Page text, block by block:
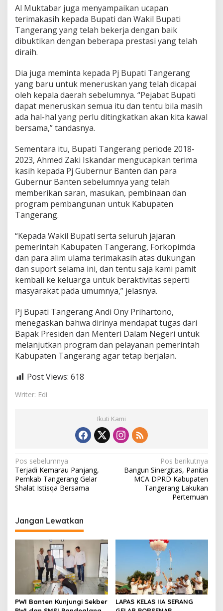
T
a
n
g
e
g
Al Muktabar juga menyampaikan ucapan
terimakasih kepada Bupati dan Wakil Bupati
Tangerang yang telah bekerja dengan baik
dibuktikan dengan beberapa prestasi yang telah
diraih.
Dia juga meminta kepada Pj Bupati Tangerang
yang baru untuk meneruskan yang telah dicapai
oleh kepala daerah sebelumnya. “Pejabat Bupati
dapat meneruskan semua itu dan tentu bila masih
ada hal-hal yang perlu ditingkatkan akan kita kawal
bersama,” tandasnya.
Sementara itu, Bupati Tangerang periode 2018-
2023, Ahmed Zaki Iskandar mengucapkan terima
kasih kepada Pj Gubernur Banten dan para
Gubernur Banten sebelumnya yang telah
memberikan saran, masukan, pembinaan dan
program pembangunan untuk Kabupaten
Tangerang.
“Kepada Wakil Bupati serta seluruh jajaran
pemerintah Kabupaten Tangerang, Forkopimda
dan para alim ulama terimakasih atas dukungan
dan suport selama ini, dan tentu saja kami pamit
kembali ke keluarga untuk beraktivitas seperti
masyarakat pada umumnya,” jelasnya.
Pj Bupati Tangerang Andi Ony Prihartono,
menegaskan bahwa dirinya mendapat tugas dari
Bapak Presiden dan Menteri Dalam Negeri untuk
melanjutkan program dan pelayanan pemerintah
Kabupaten Tangerang agar tetap berjalan.
Post Views: 618
Writer: Edi
Ikuti Kami
N
a
v
g
a
s
Pos sebelumnya
Terjadi Kemarau Panjang,
Pemkab Tangerang Gelar
Shalat Istisqa Bersama
Pos berikutnya
Bangun Sinergitas, Panitia
MCA DPRD Kabupaten
Tangerang Lakukan
Pertemuan
Jangan Lewatkan
PWI Banten Kunjungi Sekber
LAPAS KELAS IIA SERANG